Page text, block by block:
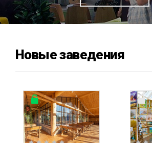
Новые заведения